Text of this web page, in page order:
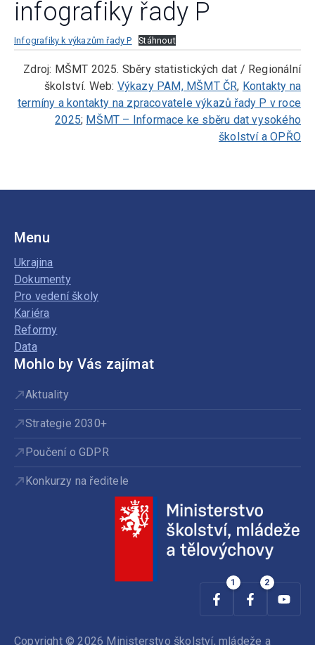
infografiky řady P
Infografiky k výkazům řady P Stáhnout
Zdroj: MŠMT 2025. Sběry statistických dat / Regionální
školství. Web: Výkazy PAM, MŠMT ČR, Kontakty na
termíny a kontakty na zpracovatele výkazů řady P v roce
2025; MŠMT – Informace ke sběru dat vysokého
školství a OPŘO
Menu
Ukrajina
Dokumenty
Pro vedení školy
Kariéra
Reformy
Data
Mohlo by Vás zajímat
Aktuality
Strategie 2030+
Poučení o GDPR
Konkurzy na ředitele
Copyright © 2026 Ministerstvo školství, mládeže a